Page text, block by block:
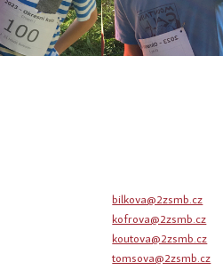
bilkova@2zsmb.cz
kofrova@2zsmb.cz
koutova@2zsmb.cz
tomsova@2zsmb.cz